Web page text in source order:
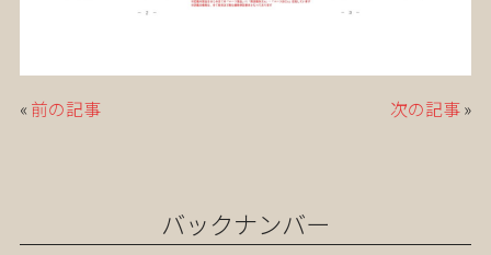
« 前の記事 次の記事»
バックナンバー